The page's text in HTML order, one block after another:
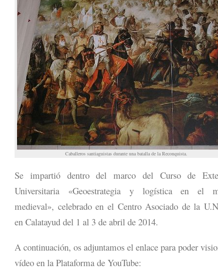
Caballeros santiaguistas durante una batalla de la Reconquista.
Se impartió dentro del marco del Curso de
Universitaria «Geoestrategia y logística en el
medieval», celebrado en el Centro Asociado de la
en Calatayud del 1 al 3 de abril de 2014.
A continuación, os adjuntamos el enlace para poder
vídeo en la Plataforma de YouTube: